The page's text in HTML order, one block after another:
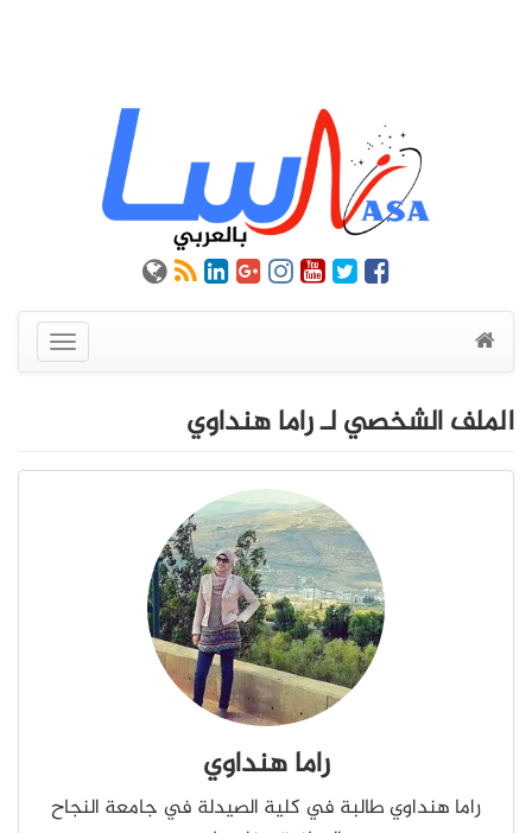
عرض
القائمة
الملف الشخصي لـ راما هنداوي
راما هنداوي
راما هنداوي طالبة في كلية الصيدلة في جامعة النجاح